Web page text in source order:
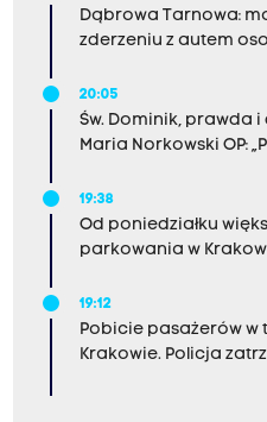
Dąbrowa Tarnowa:
zderzeniu z autem
20:05
Św. Dominik, prawda
Maria Norkowski OP:
19:38
Od poniedziałku
parkowania w
19:12
Pobicie pasażerów w
Krakowie. Policja